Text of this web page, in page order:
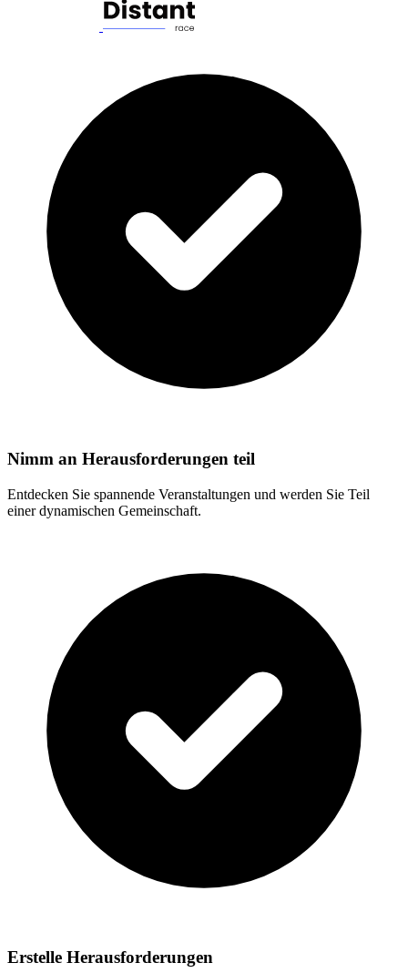
Nimm an Herausforderungen teil
Entdecken Sie spannende Veranstaltungen und werden Sie Teil
einer dynamischen Gemeinschaft.
Erstelle Herausforderungen